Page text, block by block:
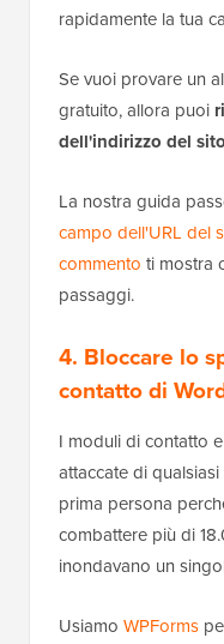
Dovresti anche
Antispam Bee di
con la cronologia
In "Avanzate", puoi
eliminare lo spam
giorni, il che
alcuno sforzo
Consigliamo
notifiche via email
sito web molto attivo